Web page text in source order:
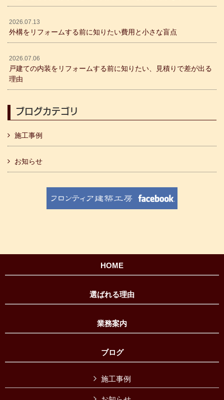
2026.07.13
外構をリフォームする前に知りたい費用と小さな盲点
2026.07.06
戸建ての内装をリフォームする前に知りたい、見積りで差が出る
理由
ブログカテゴリ
施工事例
お知らせ
HOME
選ばれる理由
業務案内
ブログ
施工事例